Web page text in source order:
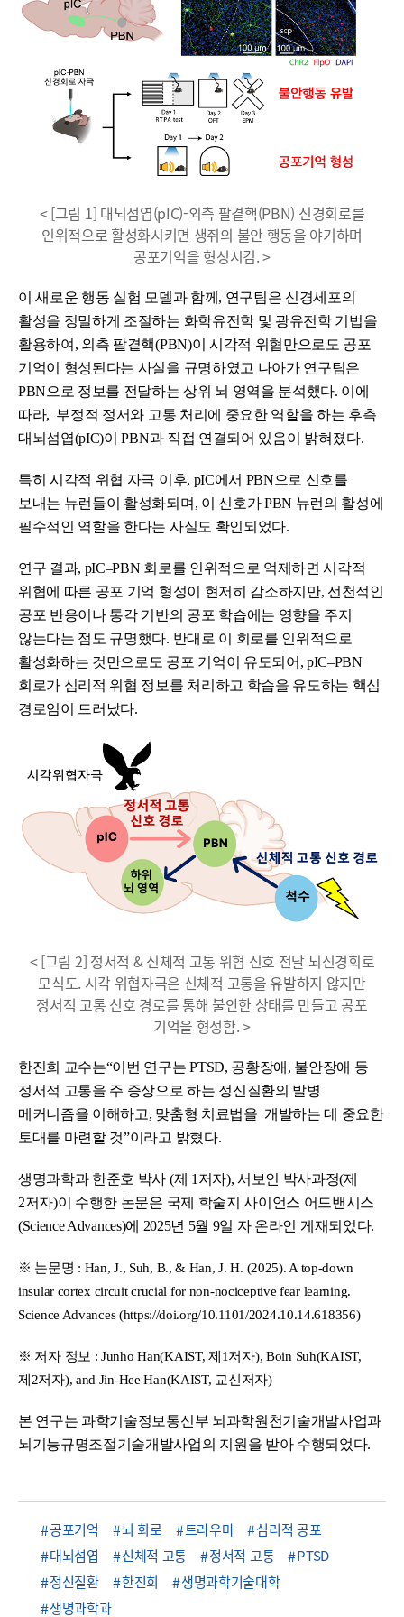
< [그림 1] 대뇌섬엽(pIC)-외측 팔곁핵(PBN) 신경회로를
인위적으로 활성화시키면 생쥐의 불안 행동을 야기하며
공포기억을 형성시킴. >
이 새로운 행동 실험 모델과 함께, 연구팀은 신경세포의
활성을 정밀하게 조절하는 화학유전학 및 광유전학 기법을
활용하여, 외측 팔곁핵(PBN)이 시각적 위협만으로도 공포
기억이 형성된다는 사실을 규명하였고 나아가 연구팀은
PBN으로 정보를 전달하는 상위 뇌 영역을 분석했다. 이에
따라, 부정적 정서와 고통 처리에 중요한 역할을 하는 후측
대뇌섬엽(pIC)이 PBN과 직접 연결되어 있음이 밝혀졌다.
특히 시각적 위협 자극 이후, pIC에서 PBN으로 신호를
보내는 뉴런들이 활성화되며, 이 신호가 PBN 뉴런의 활성에
필수적인 역할을 한다는 사실도 확인되었다.
연구 결과, pIC–PBN 회로를 인위적으로 억제하면 시각적
위협에 따른 공포 기억 형성이 현저히 감소하지만, 선천적인
공포 반응이나 통각 기반의 공포 학습에는 영향을 주지
않는다는 점도 규명했다. 반대로 이 회로를 인위적으로
활성화하는 것만으로도 공포 기억이 유도되어, pIC–PBN
회로가 심리적 위협 정보를 처리하고 학습을 유도하는 핵심
경로임이 드러났다.
< [그림 2] 정서적 & 신체적 고통 위협 신호 전달 뇌신경회로
모식도. 시각 위협자극은 신체적 고통을 유발하지 않지만
정서적 고통 신호 경로를 통해 불안한 상태를 만들고 공포
기억을 형성함. >
한진희 교수는“이번 연구는 PTSD, 공황장애, 불안장애 등
정서적 고통을 주 증상으로 하는 정신질환의 발병
메커니즘을 이해하고, 맞춤형 치료법을 개발하는 데 중요한
토대를 마련할 것”이라고 밝혔다.
생명과학과 한준호 박사 (제 1저자), 서보인 박사과정(제
2저자)이 수행한 논문은 국제 학술지 사이언스 어드밴시스
(Science Advances)에 2025년 5월 9일 자 온라인 게재되었다.
※ 논문명 : Han, J., Suh, B., & Han, J. H. (2025). A top-down
insular cortex circuit crucial for non-nociceptive fear learning.
Science Advances (https://doi.org/10.1101/2024.10.14.618356)
※ 저자 정보 : Junho Han(KAIST, 제1저자), Boin Suh(KAIST,
제2저자), and Jin-Hee Han(KAIST, 교신저자)
본 연구는 과학기술정보통신부 뇌과학원천기술개발사업과
뇌기능규명조절기술개발사업의 지원을 받아 수행되었다.
공포기억 뇌 회로 트라우마
심리적 공포
대뇌섬엽
신체적 고통 정서적 고통
PTSD
정신질환
한진희
생명과학기술대학
생명과학과